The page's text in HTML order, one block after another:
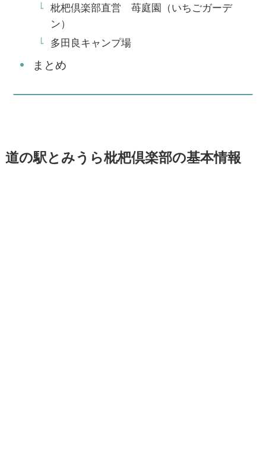
枇杷倶楽部直営 苺庭園（いちごガーデ
ン）
多田良キャンプ場
まとめ
道の駅とみうら枇杷倶楽部の基本情報